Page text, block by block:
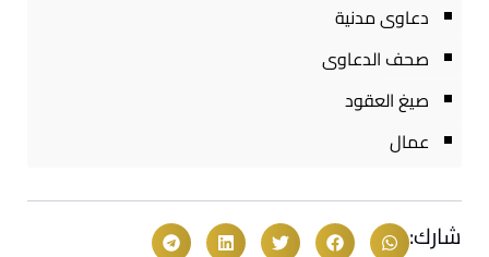
دعاوى مدنية
صحف الدعاوى
صيغ العقود
عمال
شارك: